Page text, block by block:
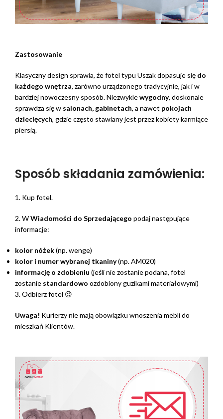
Zastosowanie
Klasyczny design sprawia, że fotel typu Uszak dopasuje się do
każdego wnętrza, zarówno urządzonego tradycyjnie, jak i w
bardziej nowoczesny sposób. Niezwyklewygodny, doskonale
sprawdza się w salonach, gabinetach, a nawet pokojach
dziecięcych, gdzie często stawiany jest przez kobiety karmiące
piersią.
Sposób składania zamówienia:
1. Kup fotel.
2. WWiadomości do Sprzedającego podaj następujące
informacje:
kolor nóżek(np. wenge)
kolor i numer wybranej tkaniny(np. AM020)
informację o zdobieniu (jeśli nie zostanie podana, fotel
zostanie standardowo ozdobiony guzikami materiałowymi)
3. Odbierz fotel 😉
Uwaga! Kurierzy nie mają obowiązku wnoszenia mebli do
mieszkań Klientów.